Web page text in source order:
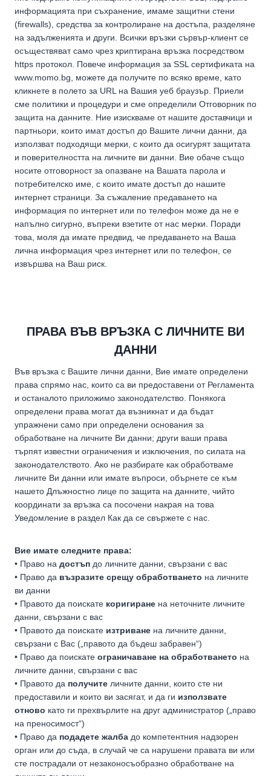
информацията при съхранение, имаме защитни стени
(firewalls), средства за контролиране на достъпа, разделяне
на задълженията и други. Всички връзки сървър-клиент се
осъществяват само чрез криптирана връзка посредством
https протокол. Повече информация за SSL сертификата на
www.momo.bg, можете да получите по всяко време, като
кликнете в полето за URL на Вашия уеб браузър. Приели
сме политики и процедури и сме определили Отговорник по
защита на данните. Ние изискваме от нашите доставчици и
партньори, които имат достъп до Вашите лични данни, да
използват подходящи мерки, с които да осигурят защитата
и поверителността на личните ви данни. Вие обаче също
носите отговорност за опазване на Вашата парола и
потребителско име, с които имате достъп до нашите
интернет страници. За съжаление предаването на
информация по интернет или по телефон може да не е
напълно сигурно, въпреки взетите от нас мерки. Поради
това, моля да имате предвид, че предаването на Ваша
лична информация чрез интернет или по телефон, се
извършва на Ваш риск.
ПРАВА ВЪВ ВРЪЗКА С ЛИЧНИТЕ ВИ
ДАННИ
Във връзка с Вашите лични данни, Вие имате определени
права спрямо нас, които са ви предоставени от Регламента
и останалото приложимо законодателство. Понякога
определени права могат да възникнат и да бъдат
упражнени само при определени основания за
обработване на личните Ви данни; други ваши права
търпят известни ограничения и изключения, по силата на
законодателството. Ако не разбирате как обработваме
личните Ви данни или имате въпроси, обърнете се към
нашето Длъжностно лице по защита на данните, чийто
координати за връзка са посочени накрая на това
Уведомление в раздел Как да се свържете с нас.
Вие имате следните права:
• Право на достъп до личните данни, свързани с вас
• Право да възразите срещу обработването на личните
ви данни
• Правото да поискате коригиране на неточните личните
данни, свързани с вас
• Правото да поискате изтриване на личните данни,
свързани с Вас („правото да бъдеш забравен“)
• Право да поискате ограничаване на обработването на
личните данни, свързани с вас
• Правото да получите личните данни, които сте ни
предоставили и които ви засягат, и да ги използвате
отново като ги прехвърлите на друг администратор („право
на преносимост“)
• Право да подадете жалба до компетентния надзорен
орган или до съда, в случай че са нарушени правата ви или
сте пострадали от незаконосъобразно обработване на